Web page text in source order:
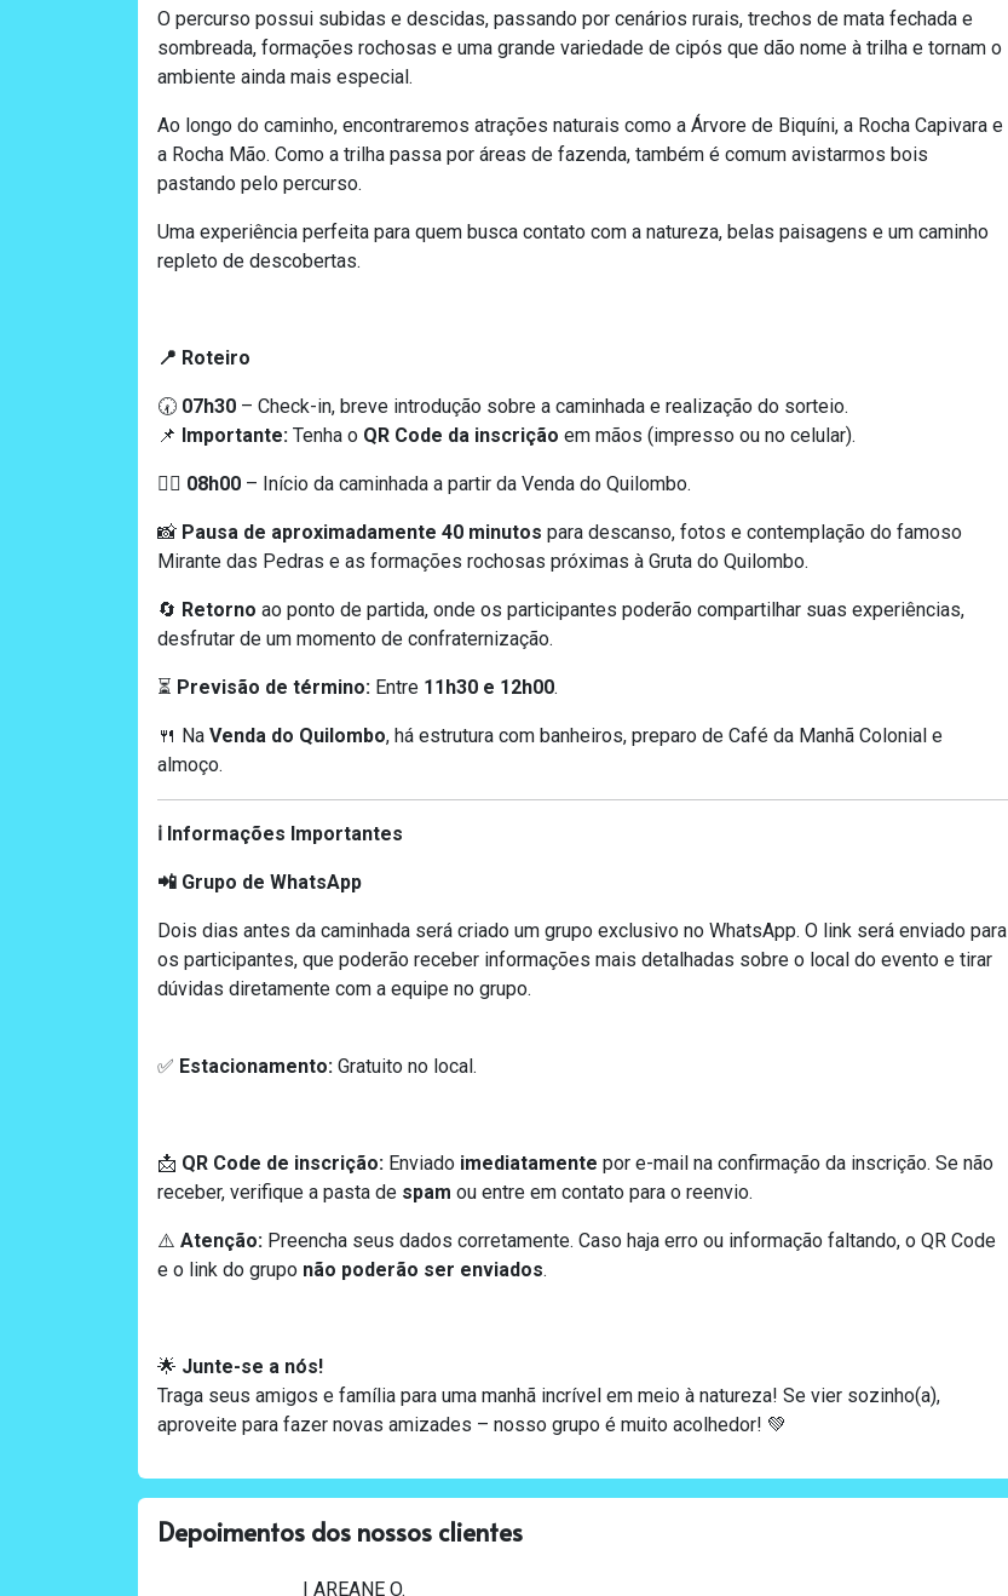
O percurso possui subidas e descidas, passando por cenários rurais, trechos de mata fechada e
sombreada, formações rochosas e uma grande variedade de cipós que dão nome à trilha e tornam o
ambiente ainda mais especial.
Ao longo do caminho, encontraremos atrações naturais como a Árvore de Biquíni, a Rocha Capivara e
a Rocha Mão. Como a trilha passa por áreas de fazenda, também é comum avistarmos bois
pastando pelo percurso.
Uma experiência perfeita para quem busca contato com a natureza, belas paisagens e um caminho
repleto de descobertas.
📍 Roteiro
🕢 07h30 – Check-in, breve introdução sobre a caminhada e realização do sorteio.
📌 Importante: Tenha o QR Code da inscrição em mãos (impresso ou no celular).
🚶‍♂️ 08h00 – Início da caminhada a partir da Venda do Quilombo.
📸 Pausa de aproximadamente 40 minutos para descanso, fotos e contemplação do famoso
Mirante das Pedras e as formações rochosas próximas à Gruta do Quilombo.
🔄 Retorno ao ponto de partida, onde os participantes poderão compartilhar suas experiências,
desfrutar de um momento de confraternização.
⏳ Previsão de término: Entre 11h30 e 12h00.
🍴 Na Venda do Quilombo, há estrutura com banheiros, preparo de Café da Manhã Colonial e
almoço.
ℹ️ Informações Importantes
📲 Grupo de WhatsApp
Dois dias antes da caminhada será criado um grupo exclusivo no WhatsApp. O link será enviado para
os participantes, que poderão receber informações mais detalhadas sobre o local do evento e tirar
dúvidas diretamente com a equipe no grupo.
✅ Estacionamento: Gratuito no local.
📩 QR Code de inscrição: Enviado imediatamente por e-mail na confirmação da inscrição. Se não
receber, verifique a pasta de spam ou entre em contato para o reenvio.
⚠️ Atenção: Preencha seus dados corretamente. Caso haja erro ou informação faltando, o QR Code
e o link do grupo não poderão ser enviados.
🌟 Junte-se a nós!
Traga seus amigos e família para uma manhã incrível em meio à natureza! Se vier sozinho(a),
aproveite para fazer novas amizades – nosso grupo é muito acolhedor! 💚
Depoimentos dos nossos clientes
| AREANE O.